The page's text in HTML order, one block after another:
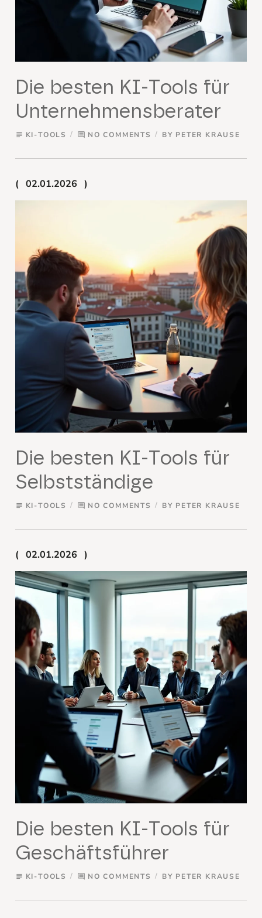
Die besten KI-Tools für
Unternehmensberater
subject KI-TOOLS comment NO COMMENTS BY PETER KRAUSE
02.01.2026
Die besten KI-Tools für
Selbstständige
subject KI-TOOLS comment NO COMMENTS BY PETER KRAUSE
02.01.2026
Die besten KI-Tools für
Geschäftsführer
subject KI-TOOLS comment NO COMMENTS BY PETER KRAUSE